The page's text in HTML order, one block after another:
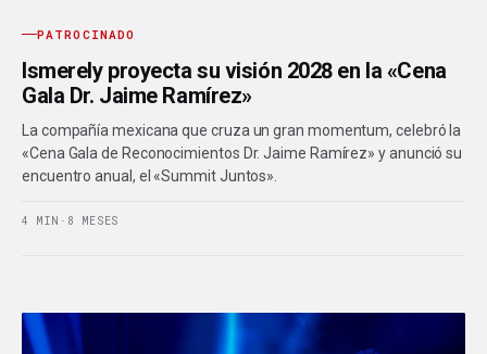
PATROCINADO
Ismerely proyecta su visión 2028 en la «Cena
Gala Dr. Jaime Ramírez»
La compañía mexicana que cruza un gran momentum, celebró la
«Cena Gala de Reconocimientos Dr. Jaime Ramírez» y anunció su
encuentro anual, el «Summit Juntos».
4 MIN · 8 MESES